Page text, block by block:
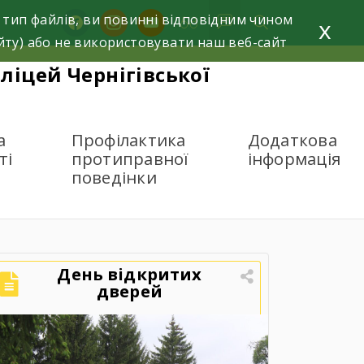
facebookinstagramyoutube
Чернігівської
Профілактика
протиправної
поведінки
Додаткова
інформація
День відкритих
дверей
файлів, ви повинні відповідним чином
або не використовувати наш веб-сайт
x